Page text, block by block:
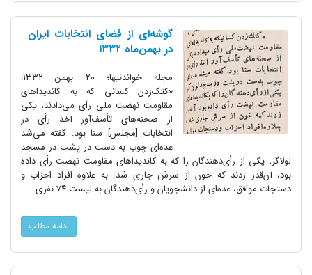
گوشه‌ای از فضای انتخابات ایران
در بهمن‌ماه ۱۳۳۲
مجله خواندنیها؛ ۲۰ بهمن ۱۳۳۲:
«کتک‌زدن کسانی که به کاندیداهای
مقاومت نهضت ملی رأی می‌دادند، یکی
از صحنه‌های تأسف‌آور اخذ رأی در
انتخابات [مجلس] سنا بود. گفته می‌شد
عده‌ای چوب به دست در پشت در مسجد
لولاگر، یکی از رأی‌دهندگان را که به کاندیداهای مقاومت نهضت رأی داده
بود، آن‌قدر زدند که خون از سرش جاری شد. به علاوه افراد احزاب و
دستجات موافق، عده‌ای از دانشجویان و رأی‌دهندگان به لیست ۷۴ نفری...
ادامه مطلب